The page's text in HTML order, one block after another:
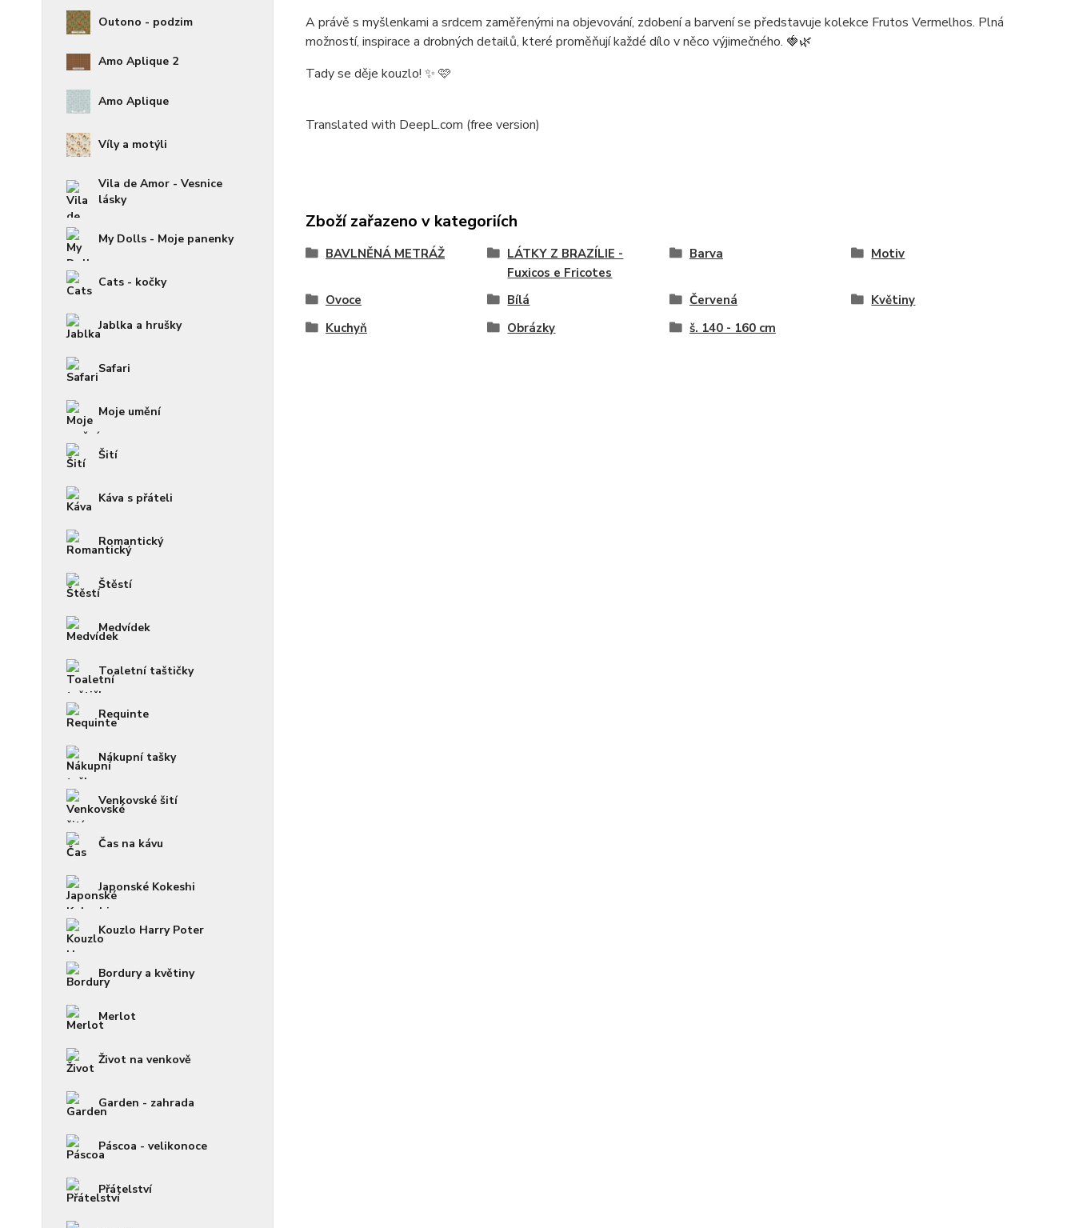
Outono - podzim
Amo Aplique 2
Amo Aplique
Víly a motýli
Vila de Amor - Vesnice
lásky
My Dolls - Moje panenky
Cats - kočky
Jablka a hrušky
Safari
Moje umění
Šití
Káva s přáteli
Romantický
Štěstí
Medvídek
Toaletní taštičky
Requinte
Nákupní tašky
Venkovské šití
Čas na kávu
Japonské Kokeshi
Kouzlo Harry Poter
Bordury a květiny
Merlot
Život na venkově
Garden - zahrada
Páscoa - velikonoce
Přátelství
A právě s myšlenkami a srdcem zaměřenými na objevování, zdobení a barvení se představuje kolekce Frutos Vermelhos. Plná
možností, inspirace a drobných detailů, které proměňují každé dílo v něco výjimečného. 🍓🌿
Tady se děje kouzlo! ✨ 🩷
Translated with DeepL.com (free version)
Zboží zařazeno v kategoriích
BAVLNĚNÁ METRÁŽ
LÁTKY Z BRAZÍLIE -
Fuxicos e Fricotes
Barva Motiv
Ovoce Bílá Červená
Květiny
Kuchyň
Obrázky š. 140 - 160 cm